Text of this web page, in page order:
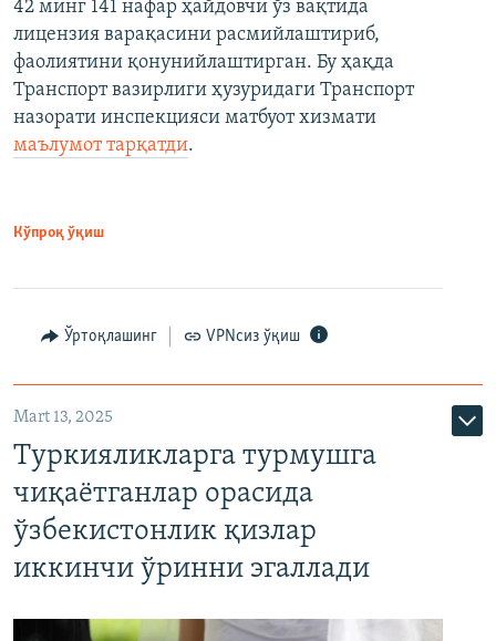
42 минг 141 нафар ҳайдовчи ўз вақтида
лицензия варақасини расмийлаштириб,
фаолиятини қонунийлаштирган. Бу ҳақда
Транспорт вазирлиги ҳузуридаги Транспорт
назорати инспекцияси матбуот хизмати
маълумот тарқатди.
Кўпроқ ўқиш
Ўртоқлашинг VPNсиз ўқиш
Mart 13, 2025
Туркияликларга турмушга
чиқаётганлар орасида
ўзбекистонлик қизлар
иккинчи ўринни эгаллади